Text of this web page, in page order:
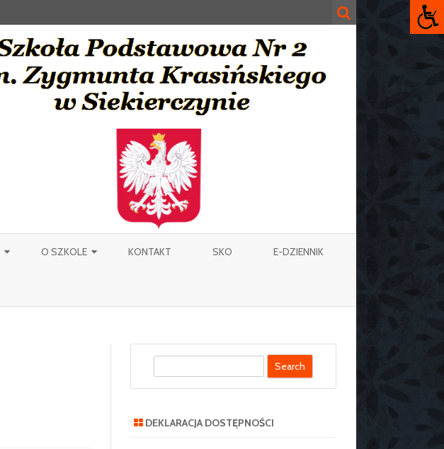
PODSTAWOWEJ NR 2 W
O SZKOLE
100-LECIE SZKOŁY
KONTAKT SKO E-DZIENNIK
DEKLARACJA DOSTĘPNOŚCI